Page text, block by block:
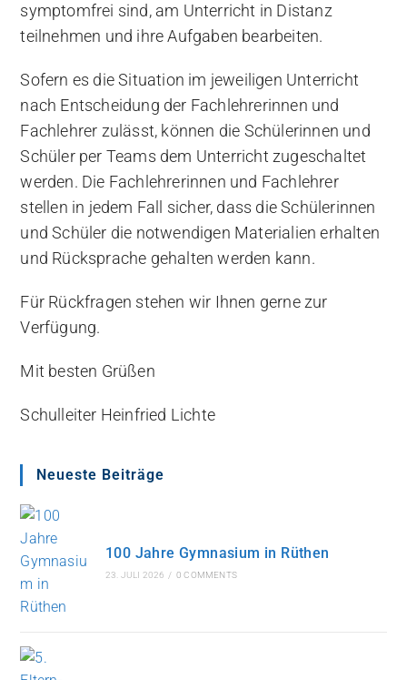
symptomfrei sind, am Unterricht in Distanz
teilnehmen und ihre Aufgaben bearbeiten.
Sofern es die Situation im jeweiligen Unterricht
nach Entscheidung der Fachlehrerinnen und
Fachlehrer zulässt, können die Schülerinnen und
Schüler per Teams dem Unterricht zugeschaltet
werden. Die Fachlehrerinnen und Fachlehrer
stellen in jedem Fall sicher, dass die Schülerinnen
und Schüler die notwendigen Materialien erhalten
und Rücksprache gehalten werden kann.
Für Rückfragen stehen wir Ihnen gerne zur
Verfügung.
Mit besten Grüßen
Schulleiter Heinfried Lichte
Neueste Beiträge
100 Jahre Gymnasium in Rüthen
23. JULI 2026 / 0 COMMENTS